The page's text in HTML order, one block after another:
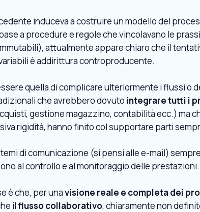
induceva a costruire un modello del
a procedure e regole che vincolavano le
attualmente appare chiaro che il
è addirittura controproducente.
quella di complicare ulteriormente i flussi o
che avrebbero dovuto integrare tutti i
gestione magazzino, contabilità ecc.) ma
rigidità, hanno finito col supportare parti
di comunicazione (si pensi alle e-mail)
al controllo e al monitoraggio delle prestazioni.
è che, per unavisione reale e completa dei
ilflusso collaborativo, chiaramente non